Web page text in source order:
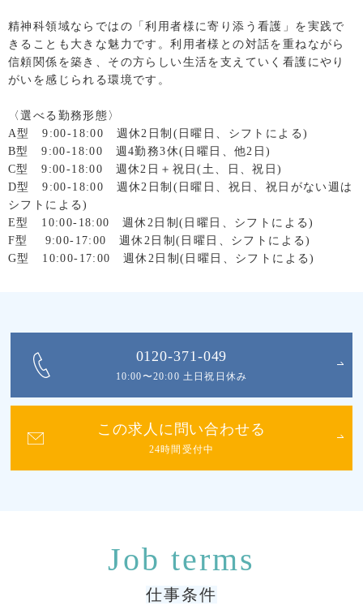
精神科領域ならではの「利用者様に寄り添う看護」を実践で
きることも大きな魅力です。利用者様との対話を重ねながら
信頼関係を築き、その方らしい生活を支えていく看護にやり
がいを感じられる環境です。
〈選べる勤務形態〉
A型 9:00-18:00 週休2日制(日曜日、シフトによる)
B型 9:00-18:00 週4勤務3休(日曜日、他2日)
C型 9:00-18:00 週休2日＋祝日(土、日、祝日)
D型 9:00-18:00 週休2日制(日曜日、祝日、祝日がない週は
シフトによる)
E型 10:00-18:00 週休2日制(日曜日、シフトによる)
F型 9:00-17:00 週休2日制(日曜日、シフトによる)
G型 10:00-17:00 週休2日制(日曜日、シフトによる)
0120-371-049
10:00〜20:00 土日祝日休み
この求人に問い合わせる
24時間受付中
仕事条件